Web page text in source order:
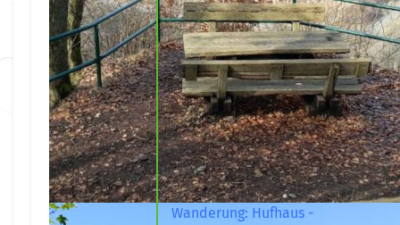
Wanderung: Hufhaus -